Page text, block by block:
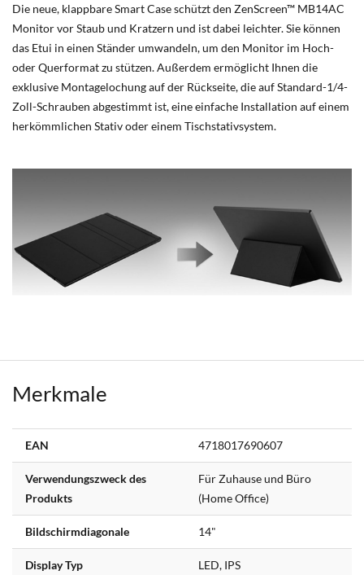
Die neue, klappbare Smart Case schützt den ZenScreen™ MB14AC
Monitor vor Staub und Kratzern und ist dabei leichter. Sie können
das Etui in einen Ständer umwandeln, um den Monitor im Hoch-
oder Querformat zu stützen. Außerdem ermöglicht Ihnen die
exklusive Montagelochung auf der Rückseite, die auf Standard-1/4-
Zoll-Schrauben abgestimmt ist, eine einfache Installation auf einem
herkömmlichen Stativ oder einem Tischstativsystem.
Merkmale
EAN 4718017690607
Verwendungszweck des
Produkts
Für Zuhause und Büro
(Home Office)
Bildschirmdiagonale 14"
Display Typ LED, IPS